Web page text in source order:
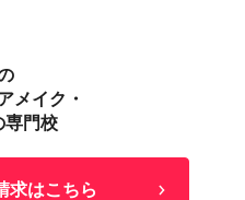
メイク・
専門校
求はこちら